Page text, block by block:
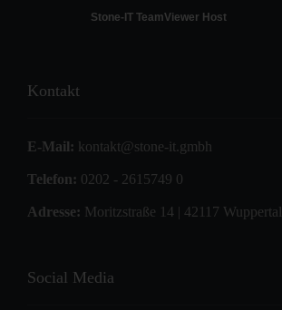
Stone-IT TeamViewer Host
Kontakt
E-Mail: kontakt@stone-it.gmbh
Telefon: 0202 - 2615749 0
Adresse: Moritzstraße 14 | 42117 Wuppertal
Social Media